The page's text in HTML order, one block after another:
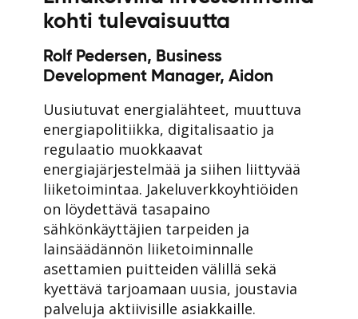
kohti tulevaisuutta
Rolf Pedersen, Business
Development Manager, Aidon
Uusiutuvat energialähteet, muuttuva
energiapolitiikka, digitalisaatio ja
regulaatio muokkaavat
energiajärjestelmää ja siihen liittyvää
liiketoimintaa. Jakeluverkkoyhtiöiden
on löydettävä tasapaino
sähkönkäyttäjien tarpeiden ja
lainsäädännön liiketoiminnalle
asettamien puitteiden välillä sekä
kyettävä tarjoamaan uusia, joustavia
palveluja aktiivisille asiakkaille.